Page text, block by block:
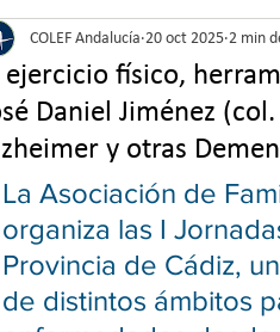
ejercicio físico,
Daniel Jiménez
y otras
COLEF Andalucía 20 oct 2025 2 min
La Asociación de
organiza las I
Provincia de Cádiz,
de distintos ámbitos